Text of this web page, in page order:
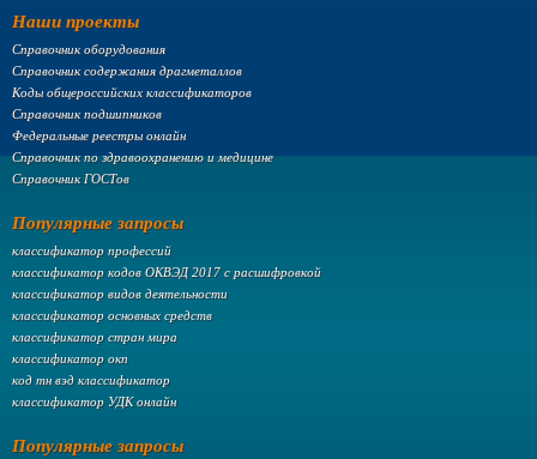
Наши проекты
Справочник оборудования
Справочник содержания драгметаллов
Коды общероссийских классификаторов
Справочник подшипников
Федеральные реестры онлайн
Справочник по здравоохранению и медицине
Справочник ГОСТов
Популярные запросы
классификатор профессий
классификатор кодов ОКВЭД 2017 с расшифровкой
классификатор видов деятельности
классификатор основных средств
классификатор стран мира
классификатор окп
код тн вэд классификатор
классификатор УДК онлайн
Популярные запросы